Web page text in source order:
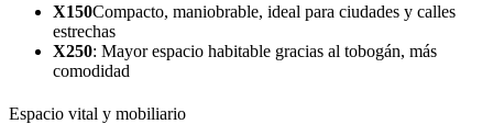
X150Compacto, maniobrable, ideal para ciudades y calles
estrechas
X250: Mayor espacio habitable gracias al tobogán, más
comodidad
Espacio vital y mobiliario